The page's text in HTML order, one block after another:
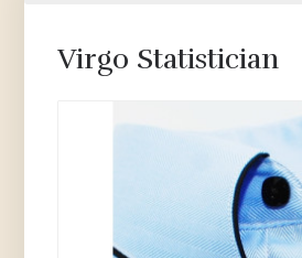
Virgo Statistician